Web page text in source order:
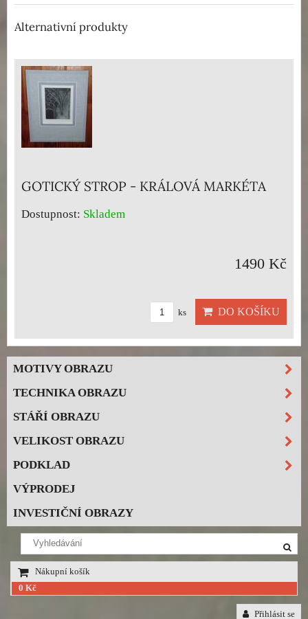
Alternativní produkty
GOTICKÝ STROP - KRÁLOVÁ MARKÉTA
Dostupnost: Skladem
1490 Kč
ks DO KOŠÍKU
MOTIVY OBRAZU
TECHNIKA OBRAZU
STÁŘÍ OBRAZU
VELIKOST OBRAZU
PODKLAD
VÝPRODEJ
INVESTIČNÍ OBRAZY
Nákupní košík
0 Kč
Přihlásit se